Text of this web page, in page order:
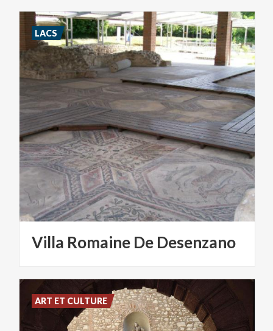
Villa Romaine De Desenzano
LACS
ART ET CULTURE